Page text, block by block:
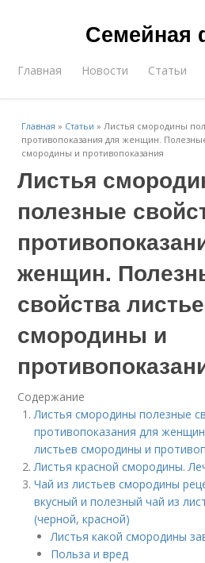
Семейная
Главная Новости Статьи
Главная » Статьи »Листья смородины
противопоказания для женщин.
смородины и противопоказания
Листья
полезные
женщин.
свойства
смородины и
Содержание
Листья смородины полезные
противопоказания для
листьев смородины и
Листья красной смородины.
Чай из листьев смородины
вкусный и полезный чай из
(черной, красной)
Листья какой смородины
Польза и вред